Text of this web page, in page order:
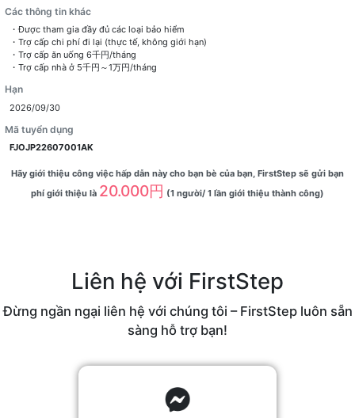
Các thông tin khác
・Được tham gia đầy đủ các loại bảo hiểm
・Trợ cấp chi phí đi lại (thực tế, không giới hạn)
・Trợ cấp ăn uống 6千円/tháng
・Trợ cấp nhà ở 5千円～1万円/tháng
Hạn
2026/09/30
Mã tuyển dụng
FJOJP22607001AK
Hãy giới thiệu công việc hấp dẫn này cho bạn bè của bạn, FirstStep sẽ gửi bạn
phí giới thiệu là 20.000円 (1 người/ 1 lần giới thiệu thành công)
Liên hệ với FirstStep
Đừng ngần ngại liên hệ với chúng tôi – FirstStep luôn sẵn
sàng hỗ trợ bạn!